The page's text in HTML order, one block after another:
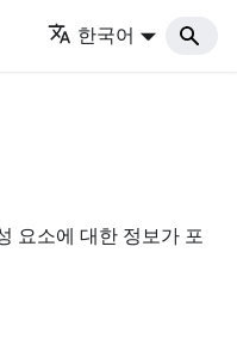
한국어
요소에 대한 정보가 포